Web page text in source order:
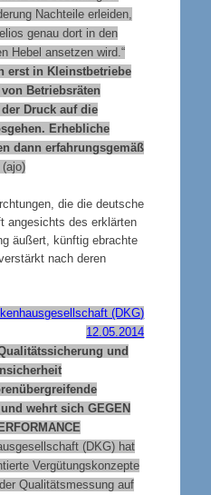
Nachteile erleiden,
genau dort in den
Hebel ansetzen wird.“
erst in Kleinstbetriebe
Betriebsräten
Druck auf die
Erhebliche
dann erfahrungsgemäß
. (ajo)
die die deutsche
angesichts des erklärten
äußert, künftig ebrachte
nach deren
(DKG)
12.05.2014
und
wehrt sich GEGEN
(DKG) hat
Vergütungskonzepte
Qualitätsmessung auf